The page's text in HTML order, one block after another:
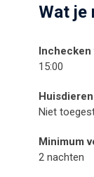
Wat je
Inchecken
15:00
Huisdieren
Niet
Minimum
2 nachten